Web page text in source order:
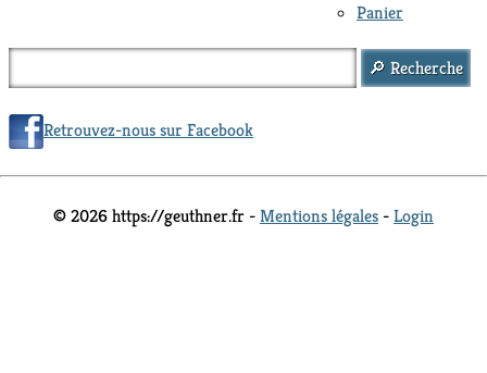
Panier
Retrouvez-nous sur Facebook
© 2026 https://geuthner.fr -Mentions légales -Login